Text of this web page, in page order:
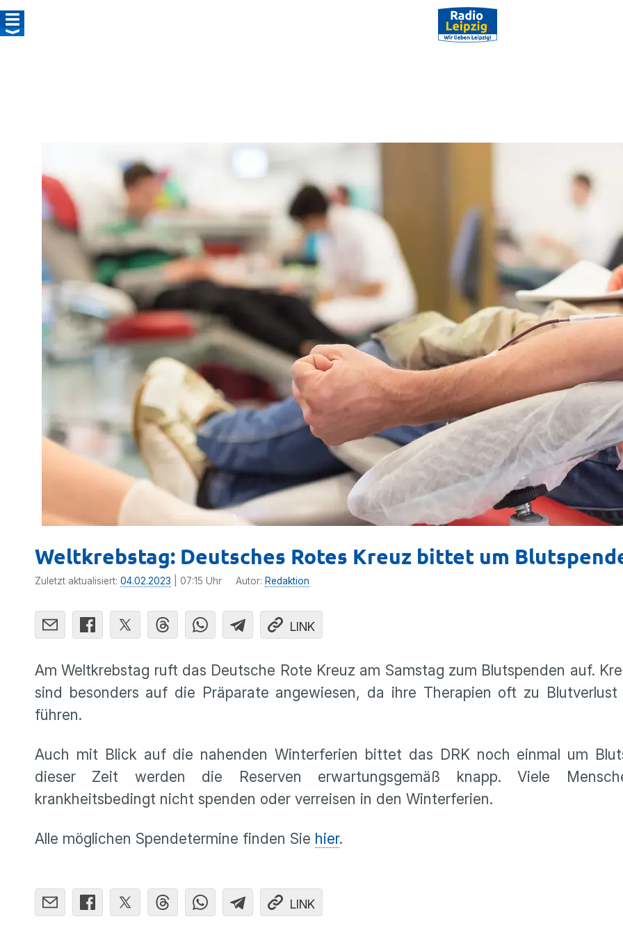
Weltkrebstag: Deutsches Rotes Kreuz bittet um
Zuletzt aktualisiert: 04.02.2023 | 07:15 Uhr Autor: Redaktion
LINK
Am Weltkrebstag ruft das Deutsche Rote Kreuz am Samstag zum Blutspenden auf.
sind besonders auf die Präparate angewiesen, da ihre Therapien oft zu
führen.
Auch mit Blick auf die nahenden Winterferien bittet das DRK noch einmal um
dieser Zeit werden die Reserven erwartungsgemäß knapp. Viele
krankheitsbedingt nicht spenden oder verreisen in den Winterferien.
Alle möglichen Spendetermine finden Sie hier.
LINK